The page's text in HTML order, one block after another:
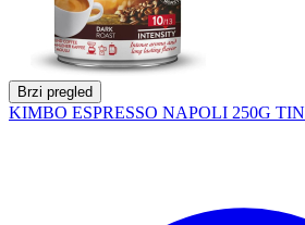
Brzi pregled
KIMBO ESPRESSO NAPOLI 250G TIN